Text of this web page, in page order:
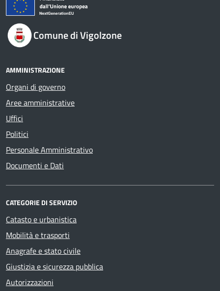
Comune di Vigolzone
AMMINISTRAZIONE
Organi di governo
Aree amministrative
Uffici
Politici
Personale Amministrativo
Documenti e Dati
CATEGORIE DI SERVIZIO
Catasto e urbanistica
Mobilità e trasporti
Anagrafe e stato civile
Giustizia e sicurezza pubblica
Autorizzazioni